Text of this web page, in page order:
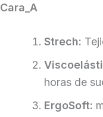
Cara_A
Strech:
horas de
ErgoSoft: